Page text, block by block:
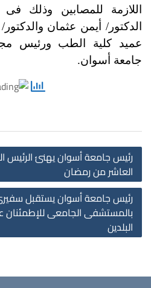
اللازمة للمصابين وذلك فى
الدكتور/ أيمن عثمان
عميد كلية الطب ورئيس
جامعة أسوان.
رئيس جامعة أسوان يهنئ الرئيس
العاشر من رمضان
رئيس جامعة أسوان يستقبل
بالمستشفى الجامعى للإطمئنان
البلدين